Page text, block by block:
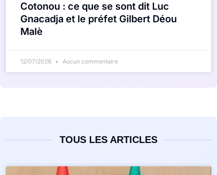
Cotonou : ce que se sont dit Luc
Gnacadja et le préfet Gilbert Déou
Malè
12/07/2026 Aucun commentaire
TOUS LES ARTICLES